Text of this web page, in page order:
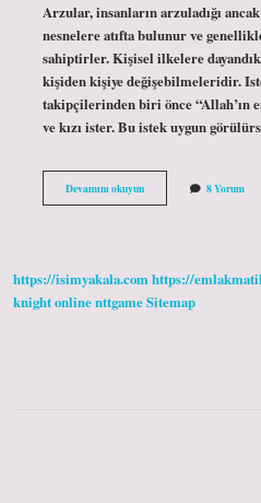
Arzular, insanların arzuladığı
nesnelere atıfta bulunur ve
sahiptirler. Kişisel ilkelere
kişiden kişiye değişebilmeleridir.
takipçilerinden biri önce “Allah’ın
ve kızı ister. Bu istek uygun
Devamını okuyunİStek
Isteme
8 Yorum
https://isimyakala.comhttps://
knight onlinenttgameSitemap